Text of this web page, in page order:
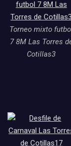
Torneo mixto
7 8M Las Torres
Cotillas3